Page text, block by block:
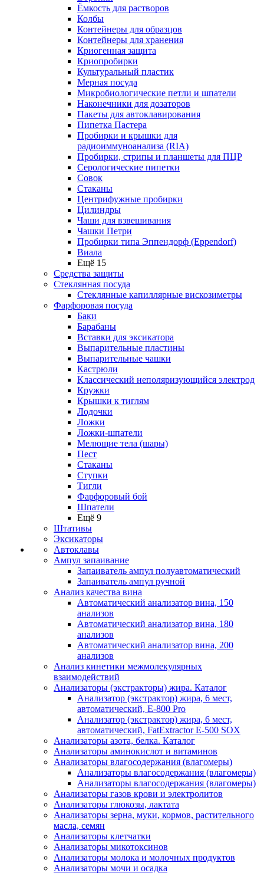
Ёмкость для растворов
Колбы
Контейнеры для образцов
Контейнеры для хранения
Криогенная защита
Криопробирки
Культуральный пластик
Мерная посуда
Микробиологические петли и шпатели
Наконечники для дозаторов
Пакеты для автоклавирования
Пипетка Пастера
Пробирки и крышки для
радиоиммуноанализа (RIA)
Пробирки, стрипы и планшеты для ПЦР
Серологические пипетки
Совок
Стаканы
Центрифужные пробирки
Цилиндры
Чаши для взвешивания
Чашки Петри
Пробирки типа Эппендорф (Eppendorf)
Виала
Ещё 15
Средства защиты
Стеклянная посуда
Стеклянные капиллярные вискозиметры
Фарфоровая посуда
Баки
Барабаны
Вставки для эксикатора
Выпарительные пластины
Выпарительные чашки
Кастрюли
Классический неполяризующийся электрод
Кружки
Крышки к тиглям
Лодочки
Ложки
Ложки-шпатели
Мелющие тела (шары)
Пест
Стаканы
Ступки
Тигли
Фарфоровый бой
Шпатели
Ещё 9
Штативы
Эксикаторы
Автоклавы
Ампул запаивание
Запаиватель ампул полуавтоматический
Запаиватель ампул ручной
Анализ качества вина
Автоматический анализатор вина, 150
анализов
Автоматический анализатор вина, 180
анализов
Автоматический анализатор вина, 200
анализов
Анализ кинетики межмолекулярных
взаимодействий
Анализаторы (экстракторы) жира. Каталог
Анализатор (экстрактор) жира, 6 мест,
автоматический, E-800 Pro
Анализатор (экстрактор) жира, 6 мест,
автоматический, FatExtractor E-500 SOX
Анализаторы азота, белка. Каталог
Анализаторы аминокислот и витаминов
Анализаторы влагосодержания (влагомеры)
Анализаторы влагосодержания (влагомеры)
Анализаторы влагосодержания (влагомеры)
Анализаторы газов крови и электролитов
Анализаторы глюкозы, лактата
Анализаторы зерна, муки, кормов, растительного
масла, семян
Анализаторы клетчатки
Анализаторы микотоксинов
Анализаторы молока и молочных продуктов
Анализаторы мочи и осадка